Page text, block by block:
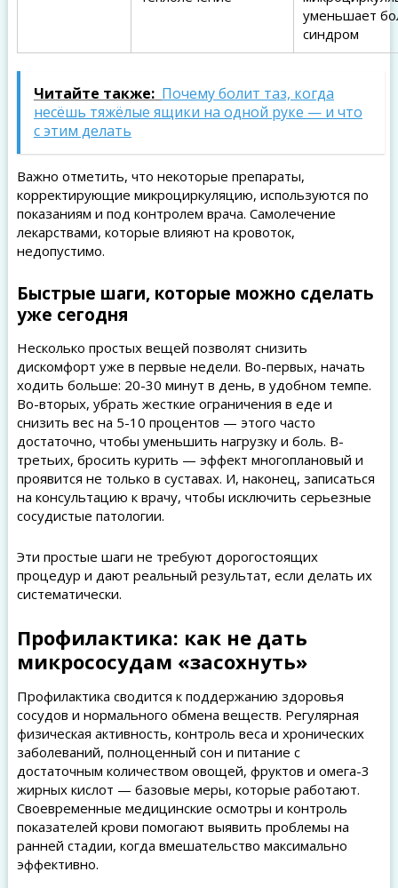
уменьшает
синдром
Читайте также: Почему болит таз, когда
несёшь тяжёлые ящики на одной руке — и что
с этим делать
Важно отметить, что некоторые препараты,
корректирующие микроциркуляцию, используются по
показаниям и под контролем врача. Самолечение
лекарствами, которые влияют на кровоток,
недопустимо.
Быстрые шаги, которые можно сделать
уже сегодня
Несколько простых вещей позволят снизить
дискомфорт уже в первые недели. Во-первых, начать
ходить больше: 20-30 минут в день, в удобном темпе.
Во-вторых, убрать жесткие ограничения в еде и
снизить вес на 5-10 процентов — этого часто
достаточно, чтобы уменьшить нагрузку и боль. В-
третьих, бросить курить — эффект многоплановый и
проявится не только в суставах. И, наконец, записаться
на консультацию к врачу, чтобы исключить серьезные
сосудистые патологии.
Эти простые шаги не требуют дорогостоящих
процедур и дают реальный результат, если делать их
систематически.
Профилактика: как не дать
микрососудам «засохнуть»
Профилактика сводится к поддержанию здоровья
сосудов и нормального обмена веществ. Регулярная
физическая активность, контроль веса и хронических
заболеваний, полноценный сон и питание с
достаточным количеством овощей, фруктов и омега-3
жирных кислот — базовые меры, которые работают.
Своевременные медицинские осмотры и контроль
показателей крови помогают выявить проблемы на
ранней стадии, когда вмешательство максимально
эффективно.